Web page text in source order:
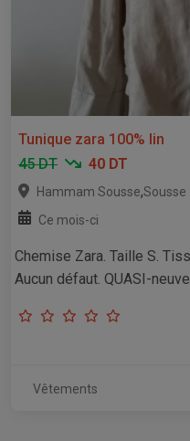
Tunique zara 100% lin
45 DT
40 DT
Hammam Sousse,Sousse
Ce mois-ci
Chemise Zara. Taille S.
Aucun défaut. QUASI-
Vêtements